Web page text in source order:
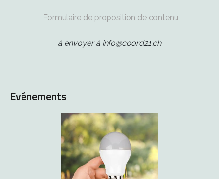
Formulaire de proposition de contenu
à envoyer à info@coord21.ch
Evénements